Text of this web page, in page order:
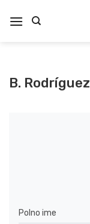
na
B. Rodríguez
Polno ime